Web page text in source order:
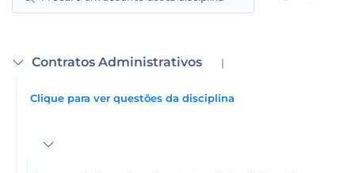
Contratos Administrativos |
Clique para ver questões da disciplina